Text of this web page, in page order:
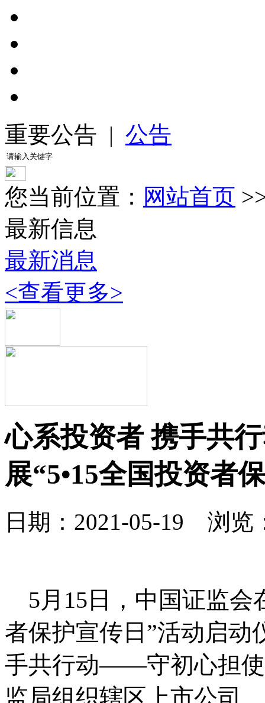
重要公告 | 公告
您当前位置： 网站首页
最新信息
最新消息
<查看更多>
心系投资者 携手共
展“5•15全国投资者
日期：2021-05-19 浏览
5月 15 日
，中国证监会
者保护宣传日”活动启动
手共行动——守初心担使
监局组织辖区上市公司